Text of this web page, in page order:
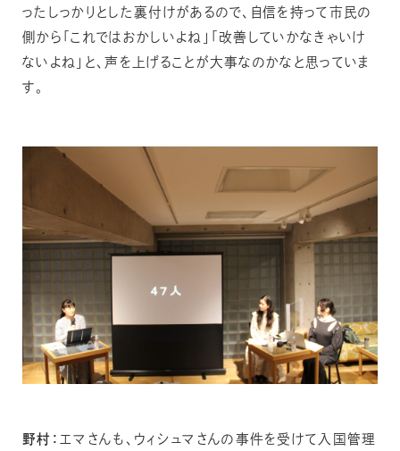
ったしっかりとした裏付けがあるので、自信を持って市民の
側から「これではおかしいよね」「改善していかなきゃいけ
ないよね」と、声を上げることが大事なのかなと思っていま
す。
野村：エマさんも、ウィシュマさんの事件を受けて入国管理